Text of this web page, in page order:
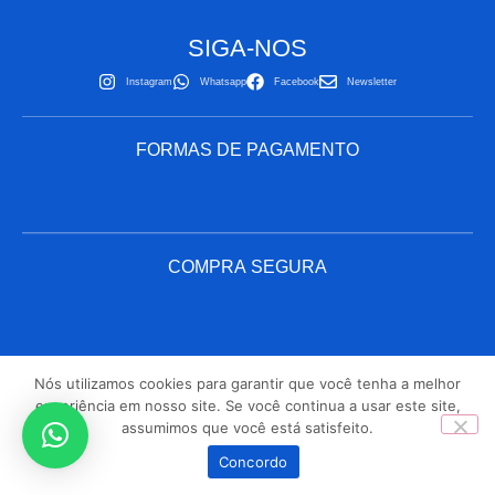
SIGA-NOS
Instagram Whatsapp Facebook Newsletter
0
FORMAS DE PAGAMENTO
COMPRA SEGURA
2025 © TODOS OS DIREITOS RESERVADOS
Nós utilizamos cookies para garantir que você tenha a melhor
experiência em nosso site. Se você continua a usar este site,
assumimos que você está satisfeito.
Concordo